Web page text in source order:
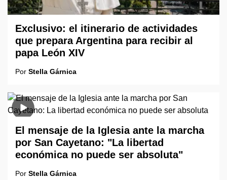
Exclusivo: el itinerario de actividades
que prepara Argentina para recibir al
papa León XIV
Por Stella Gárnica
El mensaje de la Iglesia ante la marcha
por San Cayetano: "La libertad
económica no puede ser absoluta"
Por Stella Gárnica